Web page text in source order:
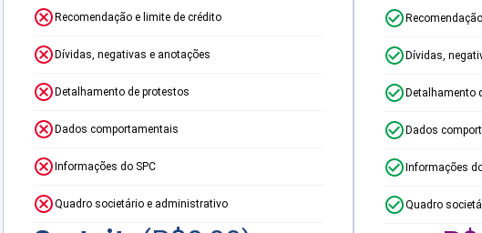
Recomendação e limite de crédito
Dívidas, negativas e anotações
Detalhamento de protestos
Dados comportamentais
Informações do SPC
Quadro societário e administrativo
Dívidas,
Detalhamento
Dados
Informações
Quadro